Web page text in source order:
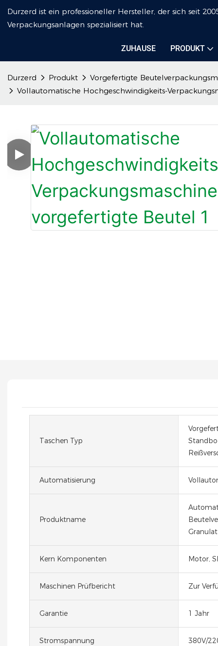
Durzerd ist ein professioneller Hersteller, der sich seit
Verpackungsanlagen spezialisiert hat.
ZUHAUSE PRODUKT
Durzerd Produkt
Vorgefertigte
Vollautomatische Hochgeschwindigkeits-
Taschen Typ
Automatisierung
Produktname
Granulat
Kern Komponenten Motor,
Maschinen Prüfbericht Zur
Garantie 1 Jahr
Stromspannung 380V/